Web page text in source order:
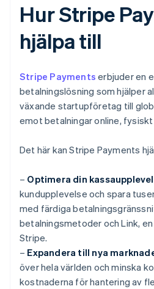
Hur Stripe
hjälpa till
Stripe Payments erbjuder en
betalningslösning som hjälper
växande startupföretag till
emot betalningar online,
Det här kan Stripe Payments
– Optimera din
kundupplevelse och spara
med färdiga
betalningsmetoder och Link,
Stripe.
– Expandera till nya
över hela världen och minska
kostnaderna för hantering av